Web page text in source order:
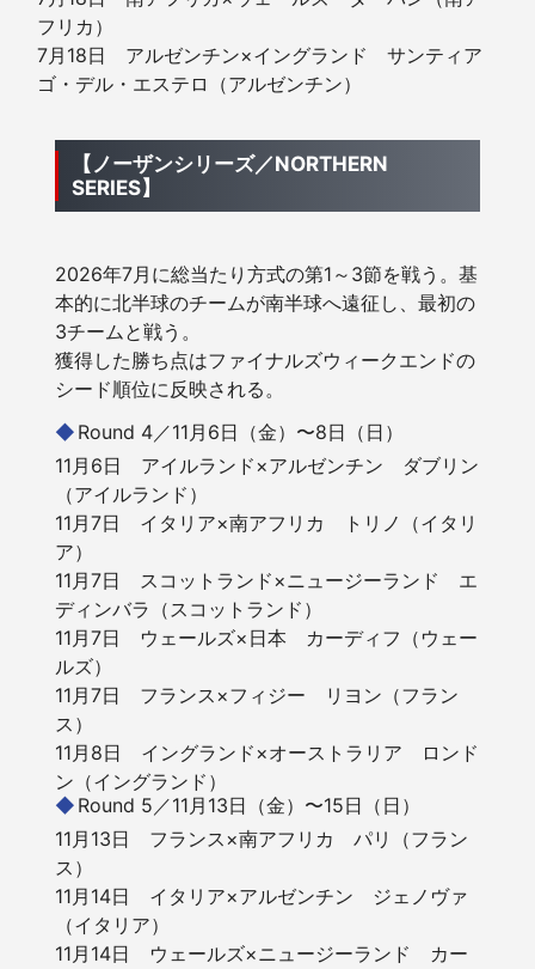
フリカ）
7月18日 アルゼンチン×イングランド サンティア
ゴ・デル・エステロ（アルゼンチン）
【ノーザンシリーズ／NORTHERN
SERIES】
2026年7月に総当たり方式の第1～3節を戦う。基
本的に北半球のチームが南半球へ遠征し、最初の
3チームと戦う。
獲得した勝ち点はファイナルズウィークエンドの
シード順位に反映される。
Round 4／11月6日（金）〜8日（日）
11月6日 アイルランド×アルゼンチン ダブリン
（アイルランド）
11月7日 イタリア×南アフリカ トリノ（イタリ
ア）
11月7日 スコットランド×ニュージーランド エ
ディンバラ（スコットランド）
11月7日 ウェールズ×日本 カーディフ（ウェー
ルズ）
11月7日 フランス×フィジー リヨン（フラン
ス）
11月8日 イングランド×オーストラリア ロンド
ン（イングランド）
Round 5／11月13日（金）〜15日（日）
11月13日 フランス×南アフリカ パリ（フラン
ス）
11月14日 イタリア×アルゼンチン ジェノヴァ
（イタリア）
11月14日 ウェールズ×ニュージーランド カー